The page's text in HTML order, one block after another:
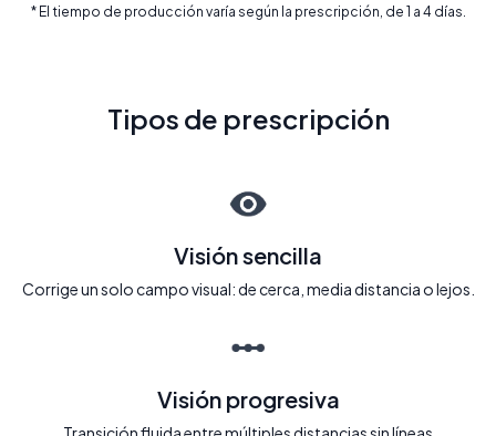
* El tiempo de producción varía según la prescripción, de 1 a 4 días.
Tipos de prescripción
Visión sencilla
Corrige un solo campo visual: de cerca, media distancia o lejos.
Visión progresiva